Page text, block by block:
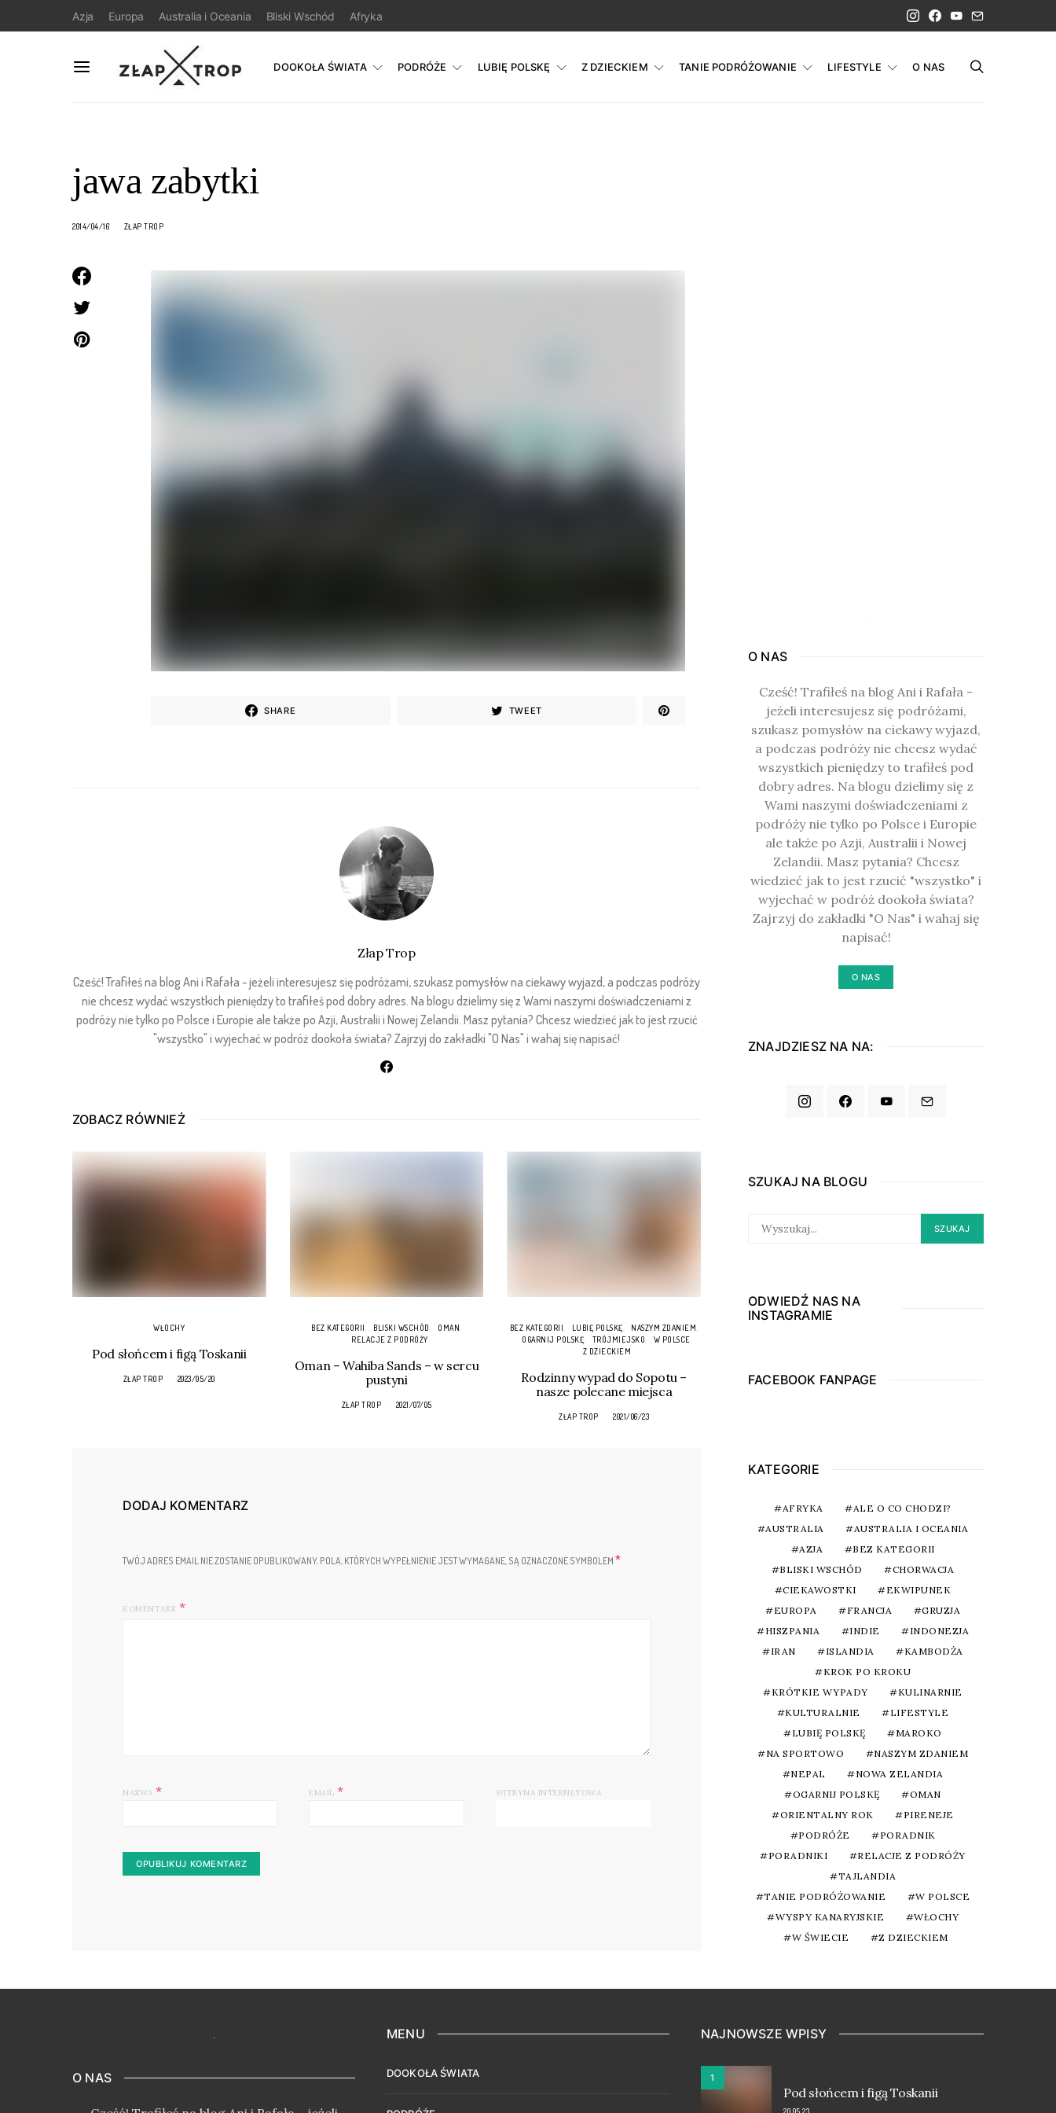
Azja Europa Australia i Oceania Bliski Wschód Afryka
DOOKOŁA ŚWIATA PODRÓŻE LUBIĘ POLSKĘ Z DZIECKIEM TANIE PODRÓŻOWANIE LIFESTYLE O NAS
jawa zabytki
2014/04/16 ZŁAP TROP
SHARE TWEET
Złap Trop
Cześć! Trafiłeś na blog Ani i Rafała - jeżeli interesujesz się podróżami, szukasz pomysłów na ciekawy wyjazd, a podczas podróży
nie chcesz wydać wszystkich pieniędzy to trafiłeś pod dobry adres. Na blogu dzielimy się z Wami naszymi doświadczeniami z
podróży nie tylko po Polsce i Europie ale także po Azji, Australii i Nowej Zelandii. Masz pytania? Chcesz wiedzieć jak to jest rzucić
"wszystko" i wyjechać w podróż dookoła świata? Zajrzyj do zakładki "O Nas" i wahaj się napisać!
ZOBACZ RÓWNIEŻ
WŁOCHY
Pod słońcem i figą Toskanii
ZŁAP TROP 2023/05/20
BEZ KATEGORII BLISKI WSCHÓD
OMAN
RELACJE Z PODRÓŻY
Oman – Wahiba Sands – w sercu
pustyni
ZŁAP TROP 2021/07/05
BEZ KATEGORII LUBIĘ POLSKĘ
NASZYM ZDANIEM
OGARNIJ POLSKĘ
TRÓJMIEJSKO
W POLSCE
Z DZIECKIEM
Rodzinny wypad do Sopotu –
nasze polecane miejsca
ZŁAP TROP 2021/06/23
DODAJ KOMENTARZ
TWÓJ ADRES EMAIL NIE ZOSTANIE OPUBLIKOWANY. POLA, KTÓRYCH WYPEŁNIENIE JEST WYMAGANE, SĄ OZNACZONE SYMBOLEM *
KOMENTARZ
NAZWA * EMAIL* WITRYNA INTERNETOWA
O NAS
Cześć! Trafiłeś na blog Ani i Rafała -
jeżeli interesujesz się podróżami,
szukasz pomysłów na ciekawy wyjazd,
a podczas podróży nie chcesz wydać
wszystkich pieniędzy to trafiłeś pod
dobry adres. Na blogu dzielimy się z
Wami naszymi doświadczeniami z
podróży nie tylko po Polsce i Europie
ale także po Azji, Australii i Nowej
Zelandii. Masz pytania? Chcesz
wiedzieć jak to jest rzucić "wszystko" i
wyjechać w podróż dookoła świata?
Zajrzyj do zakładki "O Nas" i wahaj się
napisać!
O NAS
ZNAJDZIESZ NA NA:
SZUKAJ NA BLOGU
FOR:
SZUKAJ
ODWIEDŹ NAS NA
INSTAGRAMIE
FACEBOOK FANPAGE
KATEGORIE
AFRYKA
ALE O CO CHODZI?
AUSTRALIA
AUSTRALIA I OCEANIA
AZJA
BEZ KATEGORII
BLISKI WSCHÓD
CHORWACJA
CIEKAWOSTKI
EKWIPUNEK
EUROPA
FRANCJA
GRUZJA
HISZPANIA
INDIE
INDONEZJA
IRAN
ISLANDIA
KAMBODŻA
KROK PO KROKU
KRÓTKIE WYPADY
KULINARNIE
KULTURALNIE
LIFESTYLE
LUBIĘ POLSKĘ
MAROKO
NA SPORTOWO
NASZYM ZDANIEM
NEPAL
NOWA ZELANDIA
OGARNIJ POLSKĘ
OMAN
ORIENTALNY ROK
PIRENEJE
PODRÓŻE
PORADNIK
PORADNIKI
RELACJE Z PODRÓŻY
TAJLANDIA
TANIE PODRÓŻOWANIE
W POLSCE
WYSPY KANARYJSKIE
WŁOCHY
W ŚWIECIE
Z DZIECKIEM
O NAS
MENU
DOOKOŁA ŚWIATA
NAJNOWSZE WPISY
1
Pod słońcem i figą Toskanii
20.05.23